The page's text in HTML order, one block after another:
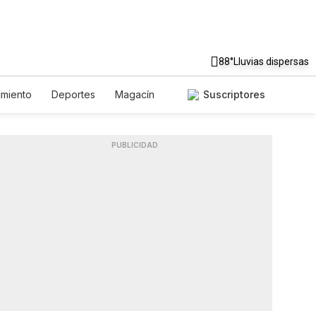
88°Lluvias dispersas
Deportes
Magacín
Suscriptores
PUBLICIDAD